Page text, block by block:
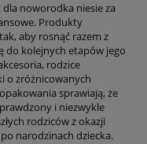
noworodka niesie za
Produkty
aby rosnąć razem z
do kolejnych etapów jego
rodzice
o zróżnicowanych
sprawiają, że
i niezwykle
rodziców z okazji
narodzinach dziecka.